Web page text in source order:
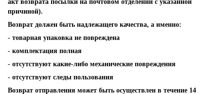
акт возврата посылки на почтовом отделении с указанной
причиной).
Возврат должен быть надлежащего качества, а именно:
- товарная упаковка не повреждена
- комплектация полная
- отсутствуют какие-либо механические повреждения
- отсутствуют следы пользования
Возврат отправления может быть осуществлен в течение 14